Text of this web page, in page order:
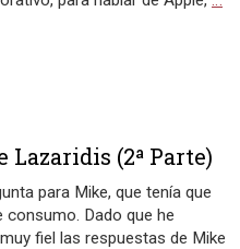
(2ª Parte)
para Mike, que tenía que
Dado que he
fiel las respuestas de Mike